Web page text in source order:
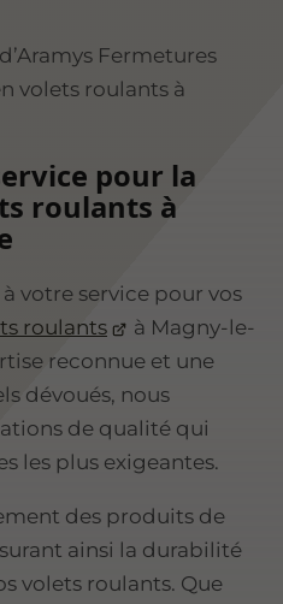
Fermetures
volets roulants à
pour la
roulants à
votre service pour vos
roulants
à Magny-le-
reconnue et une
dévoués, nous
de qualité qui
les plus exigeantes.
des produits de
ainsi la durabilité
volets roulants. Que